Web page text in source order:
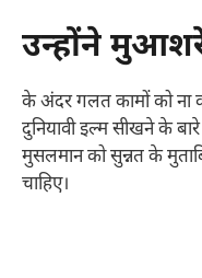
उन्होंने
के अंदर गलत कामों को ना
दुनियावी इल्म सीखने के
मुसलमान को सुन्नत के
चाहिए।